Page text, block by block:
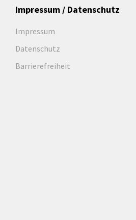
Impressum / Datenschutz
Impressum
Datenschutz
Barrierefreiheit